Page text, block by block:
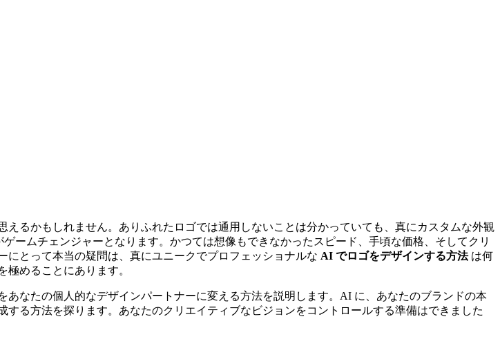
るかもしれません。ありふれたロゴでは通用しないことは分かっていても、真にカスタムな外観
ゲームチェンジャーとなります。かつては想像もできなかったスピード、手頃な価格、そしてクリ
とって本当の疑問は、真にユニークでプロフェッショナルな AI でロゴをデザインする方法は何
めることにあります。
あなたの個人的なデザインパートナーに変える方法を説明します。AI に、あなたのブランドの本
る方法を探ります。あなたのクリエイティブなビジョンをコントロールする準備はできました